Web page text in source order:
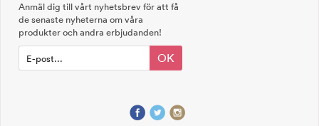
Anmäl dig till vårt nyhetsbrev för att få
de senaste nyheterna om våra
produkter och andra erbjudanden!
OK